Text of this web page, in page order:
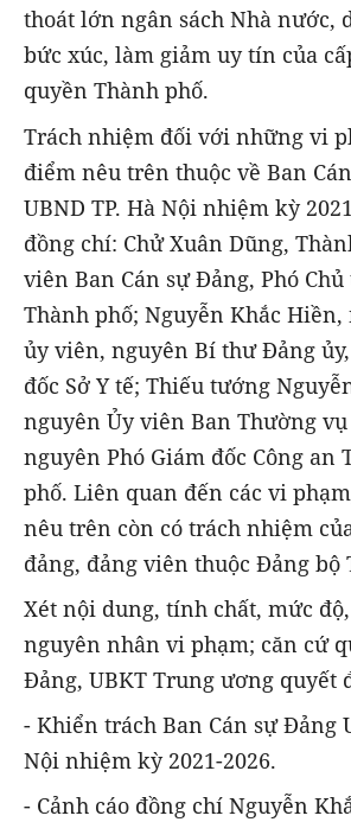
thoát lớn ngân sách Nhà nước,
bức xúc, làm giảm uy tín của
quyền Thành phố.
Trách nhiệm đối với những vi
điểm nêu trên thuộc về Ban
UBND TP. Hà Nội nhiệm kỳ
đồng chí: Chử Xuân Dũng,
viên Ban Cán sự Đảng, Phó Chủ
Thành phố; Nguyễn Khắc
ủy viên, nguyên Bí thư Đảng
đốc Sở Y tế; Thiếu tướng
nguyên Ủy viên Ban Thường
nguyên Phó Giám đốc Công an
phố. Liên quan đến các vi
nêu trên còn có trách nhiệm
đảng, đảng viên thuộc Đảng bộ
Xét nội dung, tính chất, mức
nguyên nhân vi phạm; căn cứ
Đảng, UBKT Trung ương quyết
- Khiển trách Ban Cán sự Đảng
Nội nhiệm kỳ 2021-2026.
- Cảnh cáo đồng chí Nguyễn